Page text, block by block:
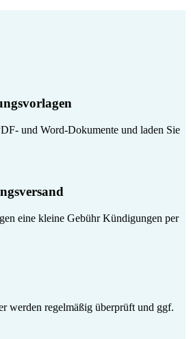
und Word-Dokumente und laden Sie
eine kleine Gebühr Kündigungen per
werden regelmäßig überprüft und ggf.